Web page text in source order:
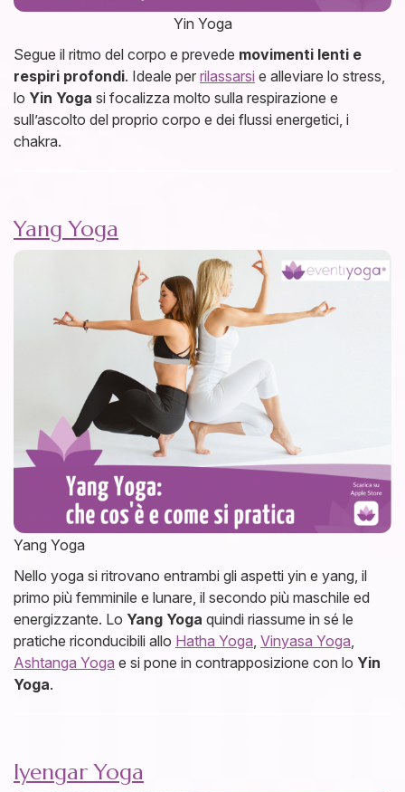
Yin Yoga
Segue il ritmo del corpo e prevede movimenti lenti e
respiri profondi. Ideale per rilassarsi e alleviare lo stress,
lo Yin Yoga si focalizza molto sulla respirazione e
sull’ascolto del proprio corpo e dei flussi energetici, i
chakra.
Yang Yoga
Yang Yoga
Nello yoga si ritrovano entrambi gli aspetti yin e yang, il
primo più femminile e lunare, il secondo più maschile ed
energizzante. Lo Yang Yoga quindi riassume in sé le
pratiche riconducibili allo Hatha Yoga Vinyasa Yoga
Ashtanga Yoga e si pone in contrapposizione con lo Yin
Yoga.
Iyengar Yoga